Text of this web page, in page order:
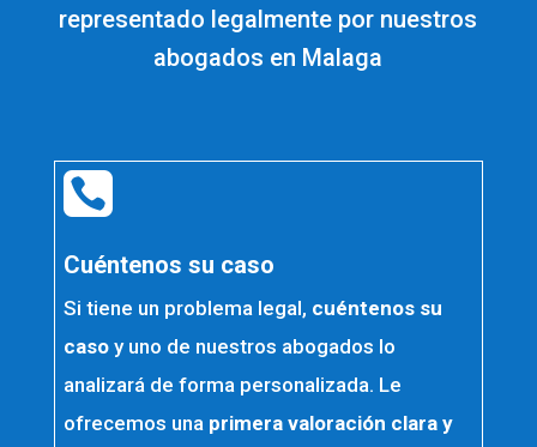
representado legalmente por nuestros
abogados en Malaga

Cuéntenos su caso
Si tiene un problema legal, cuéntenos su
casoy uno de nuestros abogados lo
analizará de forma personalizada. Le
ofrecemos una primera valoración clara y